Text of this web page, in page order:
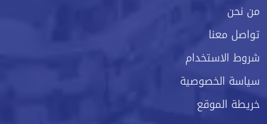
من نحن
تواصل معنا
شروط الاستخدام
سياسة الخصوصية
خريطة الموقع